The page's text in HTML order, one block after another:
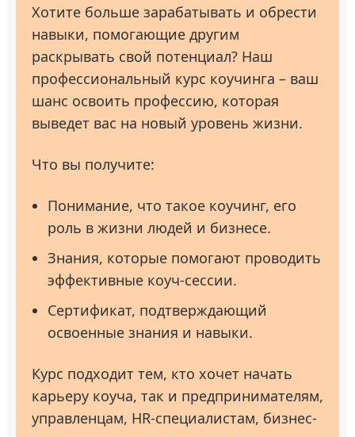
Хотите больше зарабатывать и обрести
навыки, помогающие другим
раскрывать свой потенциал? Наш
профессиональный курс коучинга – ваш
шанс освоить профессию, которая
выведет вас на новый уровень жизни.
Что вы получите:
Понимание, что такое коучинг, его
роль в жизни людей и бизнесе.
Знания, которые помогают проводить
эффективные коуч-сессии.
Сертификат, подтверждающий
освоенные знания и навыки.
Курс подходит тем, кто хочет начать
карьеру коуча, так и предпринимателям,
управленцам, HR-специалистам, бизнес-